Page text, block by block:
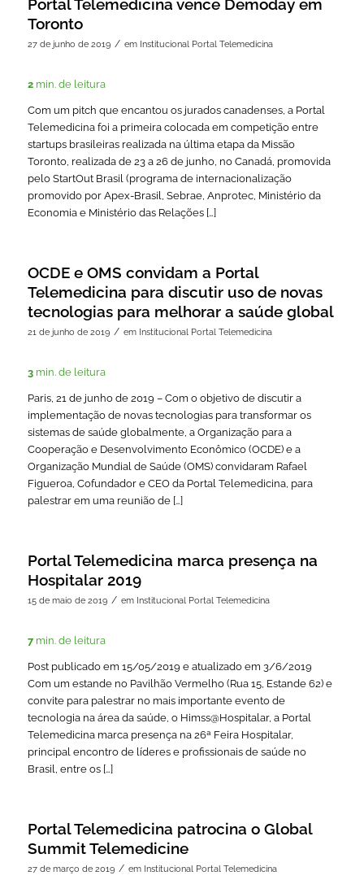
Portal Telemedicina vence Demoday em
Toronto
27 de junho de 2019 / em Institucional Portal Telemedicina
2 min. de leitura
Com um pitch que encantou os jurados canadenses, a Portal
Telemedicina foi a primeira colocada em competição entre
startups brasileiras realizada na última etapa da Missão
Toronto, realizada de 23 a 26 de junho, no Canadá, promovida
pelo StartOut Brasil (programa de internacionalização
promovido por Apex-Brasil, Sebrae, Anprotec, Ministério da
Economia e Ministério das Relações […]
OCDE e OMS convidam a Portal
Telemedicina para discutir uso de novas
tecnologias para melhorar a saúde global
21 de junho de 2019 / em Institucional Portal Telemedicina
3 min. de leitura
Paris, 21 de junho de 2019 – Com o objetivo de discutir a
implementação de novas tecnologias para transformar os
sistemas de saúde globalmente, a Organização para a
Cooperação e Desenvolvimento Econômico (OCDE) e a
Organização Mundial de Saúde (OMS) convidaram Rafael
Figueroa, Cofundador e CEO da Portal Telemedicina, para
palestrar em uma reunião de […]
Portal Telemedicina marca presença na
Hospitalar 2019
15 de maio de 2019 / em Institucional Portal Telemedicina
7 min. de leitura
Post publicado em 15/05/2019 e atualizado em 3/6/2019
Com um estande no Pavilhão Vermelho (Rua 15, Estande 62) e
convite para palestrar no mais importante evento de
tecnologia na área da saúde, o Himss@Hospitalar, a Portal
Telemedicina marca presença na 26ª Feira Hospitalar,
principal encontro de líderes e profissionais de saúde no
Brasil, entre os […]
Portal Telemedicina patrocina o Global
Summit Telemedicine
27 de março de 2019 / em Institucional Portal Telemedicina